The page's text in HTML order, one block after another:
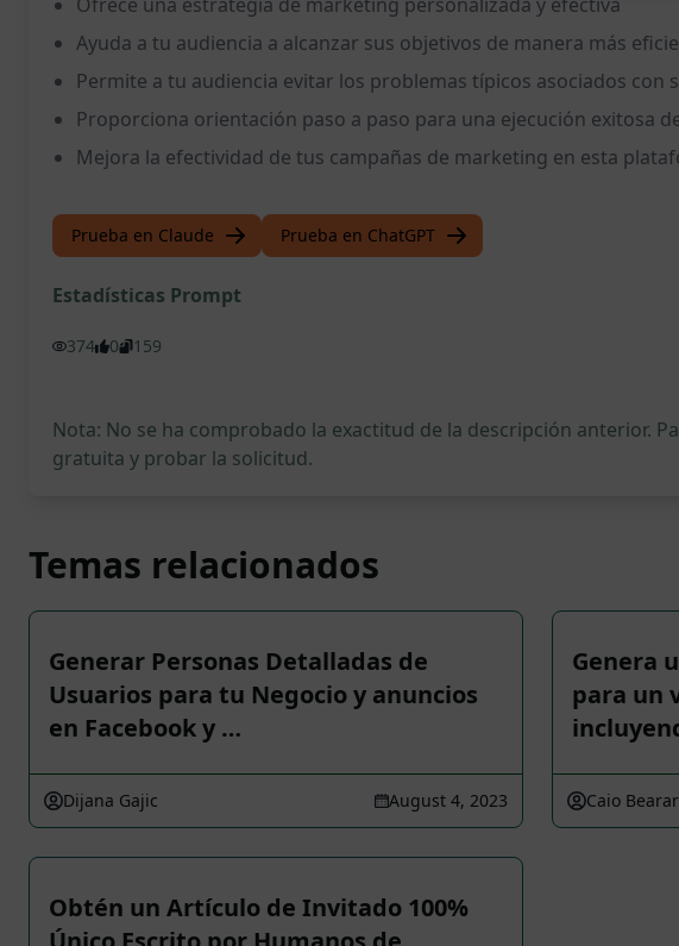
Ayuda a tu audiencia a alcanzar sus objetivos de manera más
Permite a tu audiencia evitar los problemas típicos asociados con
Proporciona orientación paso a paso para una ejecución exitosa
Mejora la efectividad de tus campañas de marketing en esta
Prueba en Claude Prueba en ChatGPT
Estadísticas Prompt
374 0 159
Nota: No se ha comprobado la exactitud de la descripción anterior.
gratuita y probar la solicitud.
Temas relacionados
Generar Personas Detalladas de
Usuarios para tu Negocio y anuncios
en Facebook y …
Dijana Gajic August 4, 2023
Genera
para un
Caio
Obtén un Artículo de Invitado 100%